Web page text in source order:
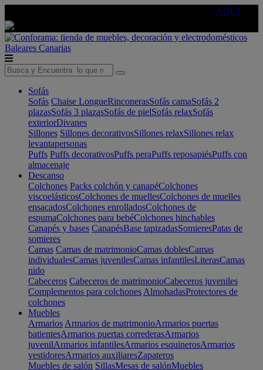
AQUÍ
Baleares Canarias
Sofás
Sofás Chaise LongueRinconerasSofás camaSofás 2
plazasSofás 3 plazasSofás de pielSofás relaxSofás
exteriorDivanes
Sillones Sillones decorativosSillones relaxSillones relax
levantapersonas
Puffs Puffs decorativosPuffs peraPuffs reposapiésPuffs con
almacenaje
Descanso
Colchones Packs colchón y canapéColchones
viscoelásticosColchones de muellesColchones de muelles
ensacadosColchones enrolladosColchones de
espumaColchones para bebéColchones hinchables
Canapés y bases CanapésBase tapizadasSomieresPatas de
somieres
Camas Camas de matrimonioCamas doblesCamas
individualesCamas juvenilesCamas infantilesLiterasCamas
nido
Cabeceros Cabeceros de matrimonioCabeceros juveniles
Complementos para colchones AlmohadasProtectores de
colchones
Muebles
Armarios Armarios de matrimonioArmarios puertas
batientesArmarios puertas correderasArmarios
juvenilArmarios infantilesArmarios esquinerosArmarios
vestidoresArmarios auxiliaresZapateros
Muebles de salón SillasMesas de salónMuebles